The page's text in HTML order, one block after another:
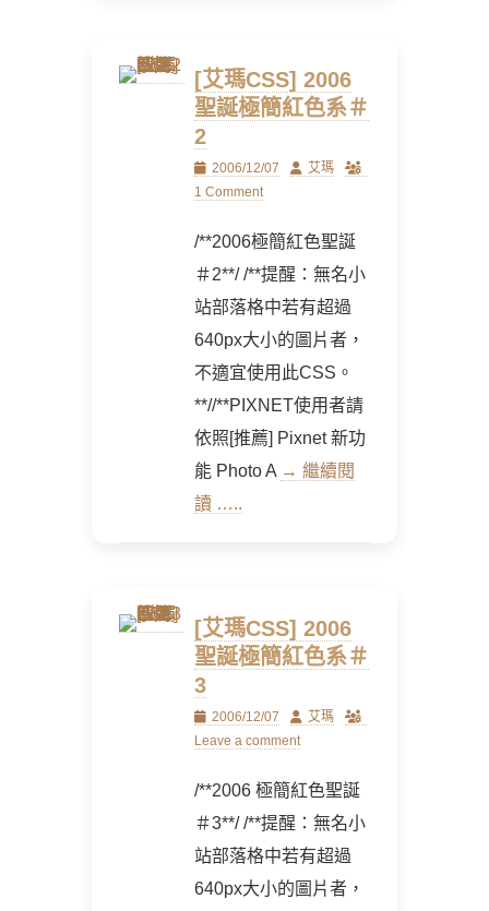
[艾瑪CSS] 2006
聖誕極簡紅色系＃
2
Posted
on
2006/12/07 Author
艾瑪
1 Comment
/**2006極簡紅色聖誕
＃2**/ /**提醒：無名小
站部落格中若有超過
640px大小的圖片者，
不適宜使用此CSS。
**//**PIXNET使用者請
依照[推薦] Pixnet 新功
能 Photo A → 繼續閱
讀 …..
[艾瑪CSS] 2006
聖誕極簡紅色系＃
3
Posted
on
2006/12/07 Author
艾瑪
Leave a comment
/**2006 極簡紅色聖誕
＃3**/ /**提醒：無名小
站部落格中若有超過
640px大小的圖片者，